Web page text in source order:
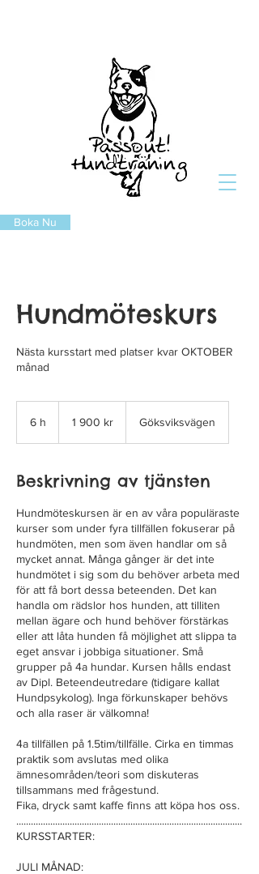
Boka Nu
Hundmöteskurs
Nästa kursstart med platser kvar OKTOBER
månad
6 h
kronor1 900 kr Göksviksvägen
Beskrivning av tjänsten
Hundmöteskursen är en av våra populäraste
kurser som under fyra tillfällen fokuserar på
hundmöten, men som även handlar om så
mycket annat. Många gånger är det inte
hundmötet i sig som du behöver arbeta med
för att få bort dessa beteenden. Det kan
handla om rädslor hos hunden, att tilliten
mellan ägare och hund behöver förstärkas
eller att låta hunden få möjlighet att slippa ta
eget ansvar i jobbiga situationer. Små
grupper på 4a hundar. Kursen hålls endast
av Dipl. Beteendeutredare (tidigare kallat
Hundpsykolog). Inga förkunskaper behövs
och alla raser är välkomna!
4a tillfällen på 1.5tim/tillfälle. Cirka en timmas
praktik som avslutas med olika
ämnesområden/teori som diskuteras
tillsammans med frågestund.
Fika, dryck samt kaffe finns att köpa hos oss.
.............................................................................................
KURSSTARTER:
JULI MÅNAD: